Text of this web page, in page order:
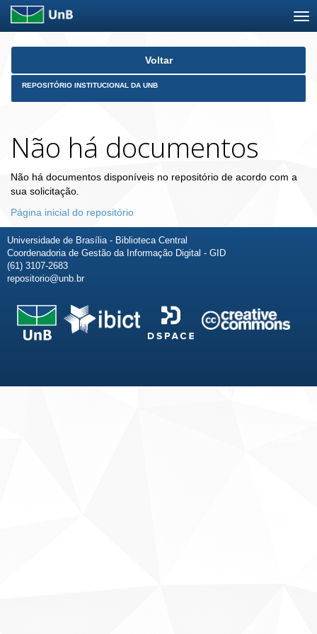
Skip
Voltar
REPOSITÓRIO INSTITUCIONAL DA UNB
Não há documentos
Não há documentos disponíveis no repositório de acordo com a
sua solicitação.
Página inicial do repositório
Universidade de Brasília - Biblioteca Central
Coordenadoria de Gestão da Informação Digital - GID
(61) 3107-2683
repositorio@unb.br